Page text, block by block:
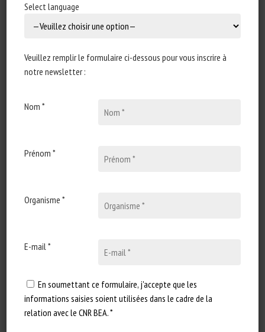
LOI n° 2021-1539 du 30
lutter contre la
maltraitance animale et
animaux et les hommes
publiée au Journal officiel…
Select language
Veuillez remplir le formulaire ci-dessous pour vous inscrire à
notre newsletter :
Nom *
Prénom *
Organisme *
E-mail *
En soumettant ce formulaire, j'accepte que les
informations saisies soient utilisées dans le cadre de la
relation avec le CNR BEA. *